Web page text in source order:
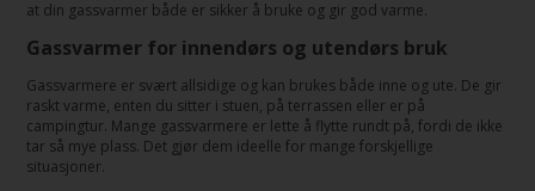
at din gassvarmer både er sikker å bruke og gir god varme.
Gassvarmer for innendørs og utendørs bruk
Gassvarmere er svært allsidige og kan brukes både inne og ute. De gir
raskt varme, enten du sitter i stuen, på terrassen eller er på
campingtur. Mange gassvarmere er lette å flytte rundt på, fordi de ikke
tar så mye plass. Det gjør dem ideelle for mange forskjellige
situasjoner.